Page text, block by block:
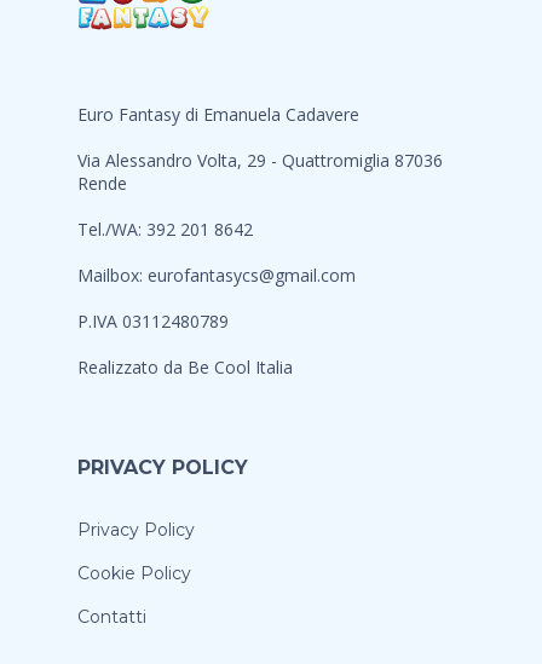
Euro Fantasy di Emanuela Cadavere
Via Alessandro Volta, 29 - Quattromiglia 87036
Rende
Tel./WA: 392 201 8642
Mailbox: eurofantasycs@gmail.com
P.IVA 03112480789
Realizzato da Be Cool Italia
PRIVACY POLICY
Privacy Policy
Cookie Policy
Contatti